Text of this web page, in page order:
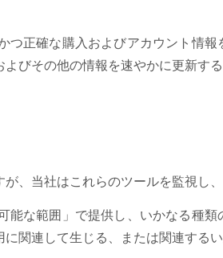
正確な購入およびアカウント情
びその他の情報を速やかに更新す
、当社はこれらのツールを監視し
な範囲」で提供し、いかなる種
関連して生じる、または関連する